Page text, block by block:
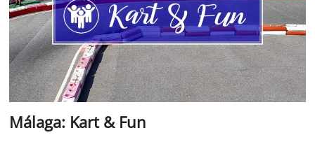
Málaga: Kart & Fun